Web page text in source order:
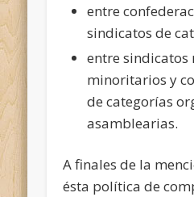
entre
sindicatos de
entre
minoritarios y
de categorías
asamblearias.
A finales de la
ésta política de